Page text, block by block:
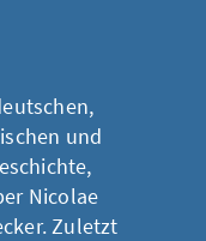
und
Nicolae
Zuletzt